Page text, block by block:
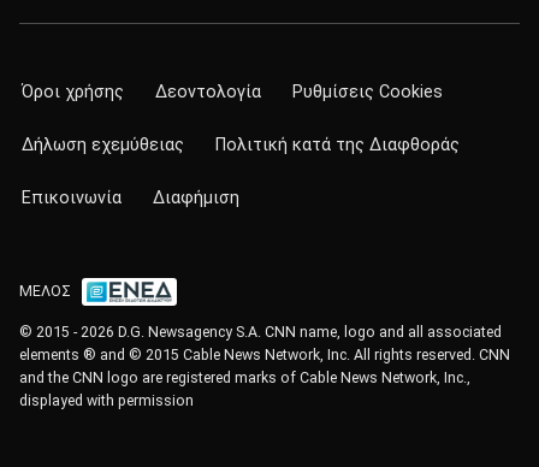
Όροι χρήσης Δεοντολογία Ρυθμίσεις Cookies
Δήλωση εχεμύθειας Πολιτική κατά της Διαφθοράς
Επικοινωνία Διαφήμιση
ΜΕΛΟΣ
© 2015 - 2026 D.G. Newsagency S.A. CNN name, logo and all associated
elements ® and © 2015 Cable News Network, Inc. All rights reserved. CNN
and the CNN logo are registered marks of Cable News Network, Inc.,
displayed with permission